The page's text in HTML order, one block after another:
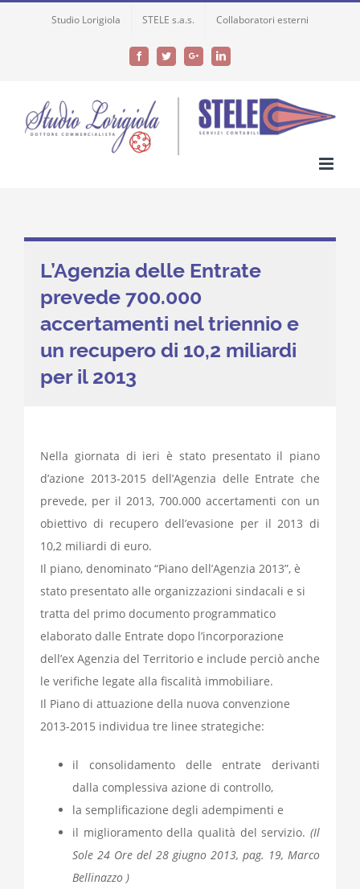
Studio Lorigiola STELE s.a.s. Collaboratori esterni
FacebookTwitterGoogle+LinkedIn
L’Agenzia delle Entrate
prevede 700.000
accertamenti nel triennio e
un recupero di 10,2 miliardi
per il 2013
Nella giornata di ieri è stato presentato il piano
d’azione 2013-2015 dell’Agenzia delle Entrate che
prevede, per il 2013, 700.000 accertamenti con un
obiettivo di recupero dell’evasione per il 2013 di
10,2 miliardi di euro.
Il piano, denominato “Piano dell’Agenzia 2013”, è
stato presentato alle organizzazioni sindacali e si
tratta del primo documento programmatico
elaborato dalle Entrate dopo l’incorporazione
dell’ex Agenzia del Territorio e include perciò anche
le verifiche legate alla fiscalità immobiliare.
Il Piano di attuazione della nuova convenzione
2013-2015 individua tre linee strategiche:
il consolidamento delle entrate derivanti
dalla complessiva azione di controllo,
la semplificazione degli adempimenti e
il miglioramento della qualità del servizio. (Il
Sole 24 Ore del 28 giugno 2013, pag. 19, Marco
Bellinazzo )